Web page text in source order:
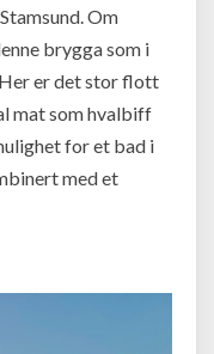
Om
brygga som i
er det stor flott
mat som hvalbiff
for et bad i
med et